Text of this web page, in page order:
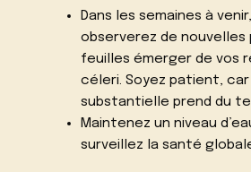
Dans les semaines à
observerez de nouvelles
feuilles émerger de vos
céleri. Soyez patient,
substantielle prend du
Maintenez un niveau
surveillez la santé